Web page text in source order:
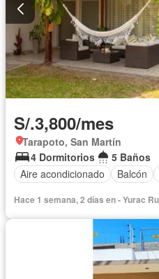
S/.3,800/mes
Tarapoto, San Martín
4 Dormitorios
5 Baños
Aire acondicionado
Balcón
Hace 1 semana, 2 días en - Yurac